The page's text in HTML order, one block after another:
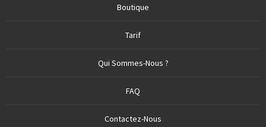
Boutique
Tarif
Qui Sommes-Nous ?
FAQ
Contactez-Nous